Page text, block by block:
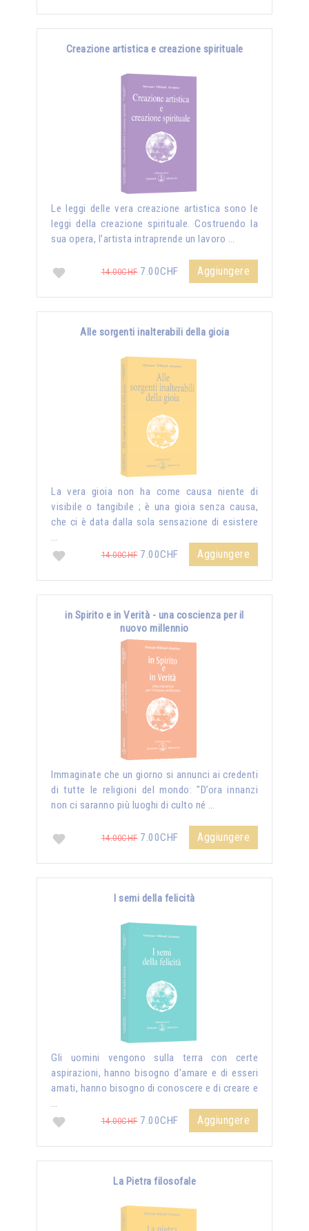
Creazione artistica e creazione spirituale
Le leggi delle vera creazione artistica sono le
leggi della creazione spirituale. Costruendo la
sua opera, l’artista intraprende un lavoro …
14.00CHF7.00CHF Aggiungere
Alle sorgenti inalterabili della gioia
La vera gioia non ha come causa niente di
visibile o tangibile ; è una gioia senza causa,
che ci è data dalla sola sensazione di esistere
…
14.00CHF7.00CHF Aggiungere
in Spirito e in Verità - una coscienza per il
nuovo millennio
Immaginate che un giorno si annunci ai credenti
di tutte le religioni del mondo: "D’ora innanzi
non ci saranno più luoghi di culto né …
14.00CHF7.00CHF Aggiungere
I semi della felicità
Gli uomini vengono sulla terra con certe
aspirazioni, hanno bisogno d’amare e di esseri
amati, hanno bisogno di conoscere e di creare e
…
14.00CHF7.00CHF Aggiungere
La Pietra filosofale